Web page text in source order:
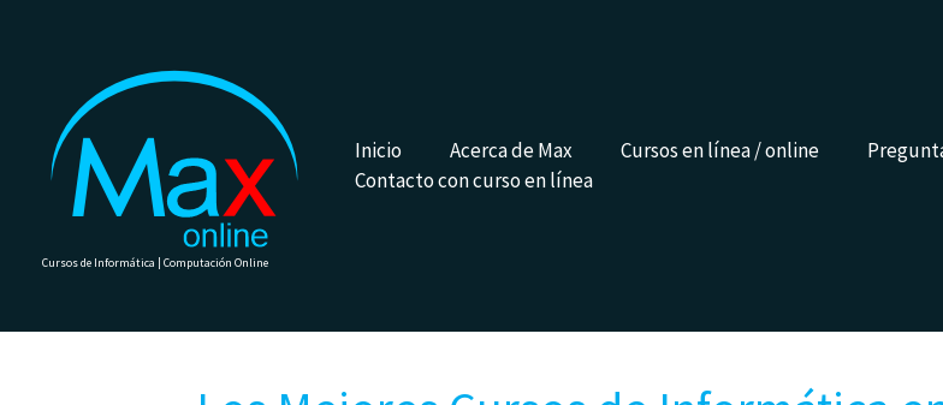
Cursos de Informática | Computación Online
Inicio Acerca de Max Cursos en línea / online
Contacto con curso en línea